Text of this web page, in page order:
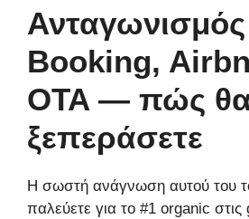
Booking,
OTA — πώς
ξεπεράσετε
Η σωστή ανάγνωση αυτού του
παλεύετε για το #1 organic στις